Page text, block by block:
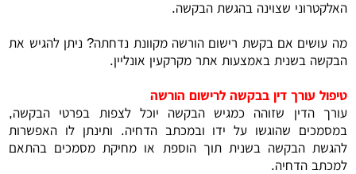
האלקטרוני שצוינה בהגשת הבקשה.
מה עושים אם בקשת רישום הורשה מקוונת נדחתה? ניתן להגיש את
הבקשה בשנית באמצעות אתר מקרקעין אונליין.
טיפול עורך דין בבקשה לרישום הורשה
עורך הדין שזוהה כמגיש הבקשה יוכל לצפות בפרטי הבקשה,
במסמכים שהוגשו על ידו ובמכתב הדחיה. ותינתן לו האפשרות
להגשת הבקשה בשנית תוך הוספת או מחיקת מסמכים בהתאם
למכתב הדחיה.